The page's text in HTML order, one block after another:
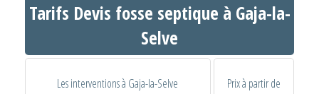
Tarifs Devis fosse septique à Gaja-la-
Selve
Les interventions à Gaja-la-Selve Prix à partir de